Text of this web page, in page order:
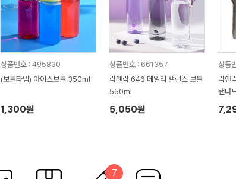
상품번호 : 495830
(보틀타임) 아이스보틀 350ml
1,300원
상품번호 : 661357
락앤락 646 데일리 밸런스 보틀
550ml
5,050원
상품
락앤락_943
탠다
7